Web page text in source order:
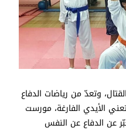
وتعدّ من رياضات الدفاع
تعني الأيدي الفارغة، مورست